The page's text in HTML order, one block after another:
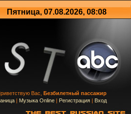
Пятница, 07.08.2026, 08:08
Вас, Безбилетный пассажир
| Музыка Online | Регистрация | Вход